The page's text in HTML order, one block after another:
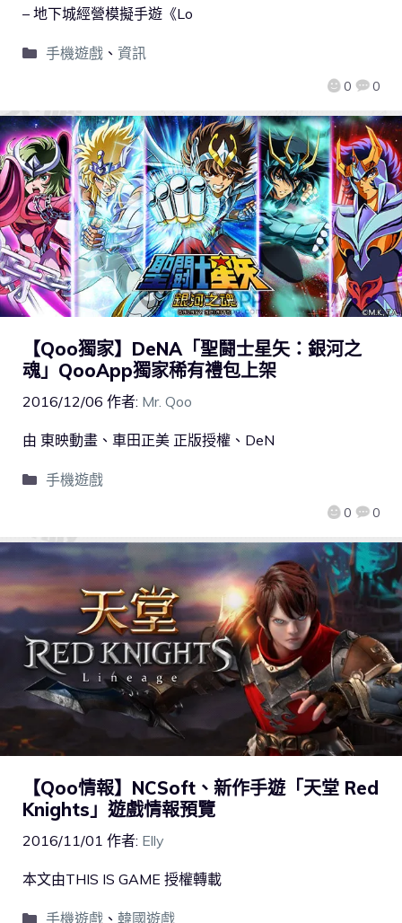
0 0
– 地下城經營模擬手遊《Lo
手機遊戲、 資訊
【Qoo獨家】DeNA「聖鬪士星矢：銀河之
魂」QooApp獨家稀有禮包上架
2016/12/06 作者: Mr. Qoo
0 0
由 東映動畫、車田正美 正版授權、DeN
手機遊戲
【Qoo情報】NCSoft、新作手遊「天堂 Red
Knights」遊戲情報預覽
2016/11/01 作者: Elly
本文由THIS IS GAME 授權轉載
手機遊戲、 韓國遊戲